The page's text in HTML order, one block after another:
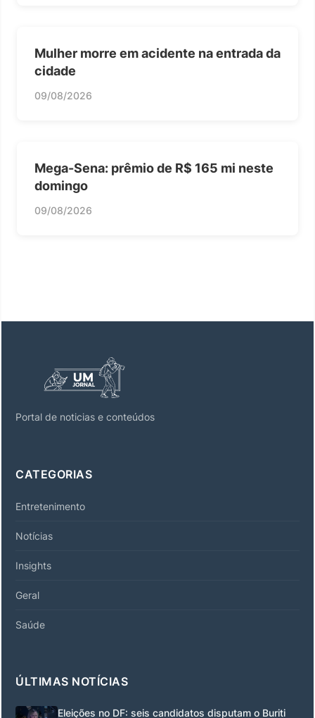
Mulher morre em acidente na entrada da
cidade
09/08/2026
Mega-Sena: prêmio de R$ 165 mi neste
domingo
09/08/2026
Portal de noticias e conteúdos
CATEGORIAS
Entretenimento
Notícias
Insights
Geral
Saúde
ÚLTIMAS NOTÍCIAS
Eleições no DF: seis candidatos disputam o Buriti